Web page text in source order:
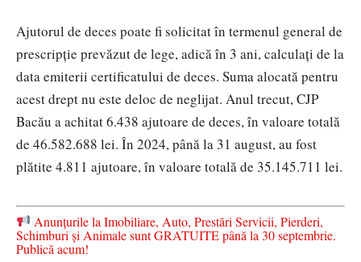
Ajutorul de deces poate fi solicitat în termenul general de
prescripție prevăzut de lege, adică în 3 ani, calculați de la
data emiterii certificatului de deces. Suma alocată pentru
acest drept nu este deloc de neglijat. Anul trecut, CJP
Bacău a achitat 6.438 ajutoare de deces, în valoare totală
de 46.582.688 lei. În 2024, până la 31 august, au fost
plătite 4.811 ajutoare, în valoare totală de 35.145.711 lei.
Anunțurile la Imobiliare, Auto, Prestări Servicii, Pierderi,
Schimburi și Animale sunt GRATUITE până la 30 septembrie.
Publică acum!